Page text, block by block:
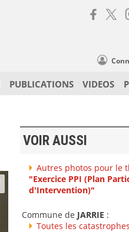
PUBLICATIONS VIDEOS
VOIR AUSSI
Autres photos pour le
"Exercice PPI (Plan
d'Intervention)"
Commune de JARRIE :
Toutes les